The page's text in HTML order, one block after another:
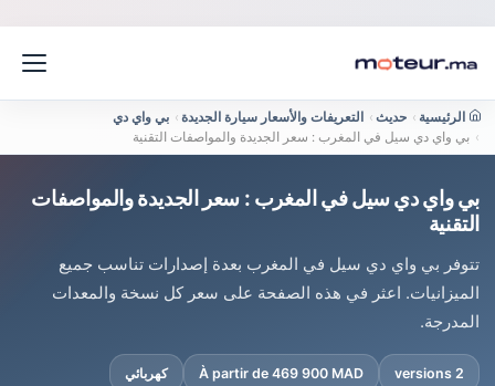
الرئيسية › حديث › التعريفات والأسعار سيارة الجديدة › بي واي دي
› بي واي دي سيل في المغرب : سعر الجديدة والمواصفات التقنية
بي واي دي سيل في المغرب : سعر الجديدة والمواصفات
التقنية
تتوفر بي واي دي سيل في المغرب بعدة إصدارات تناسب جميع
الميزانيات. اعثر في هذه الصفحة على سعر كل نسخة والمعدات
المدرجة.
2 versions
À partir de 469 900 MAD كهربائي